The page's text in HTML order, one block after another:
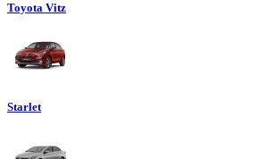
Toyota Vitz
Starlet